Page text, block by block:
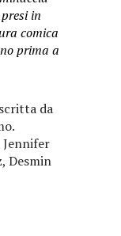
in
comica
prima a
da
Jennifer
Desmin